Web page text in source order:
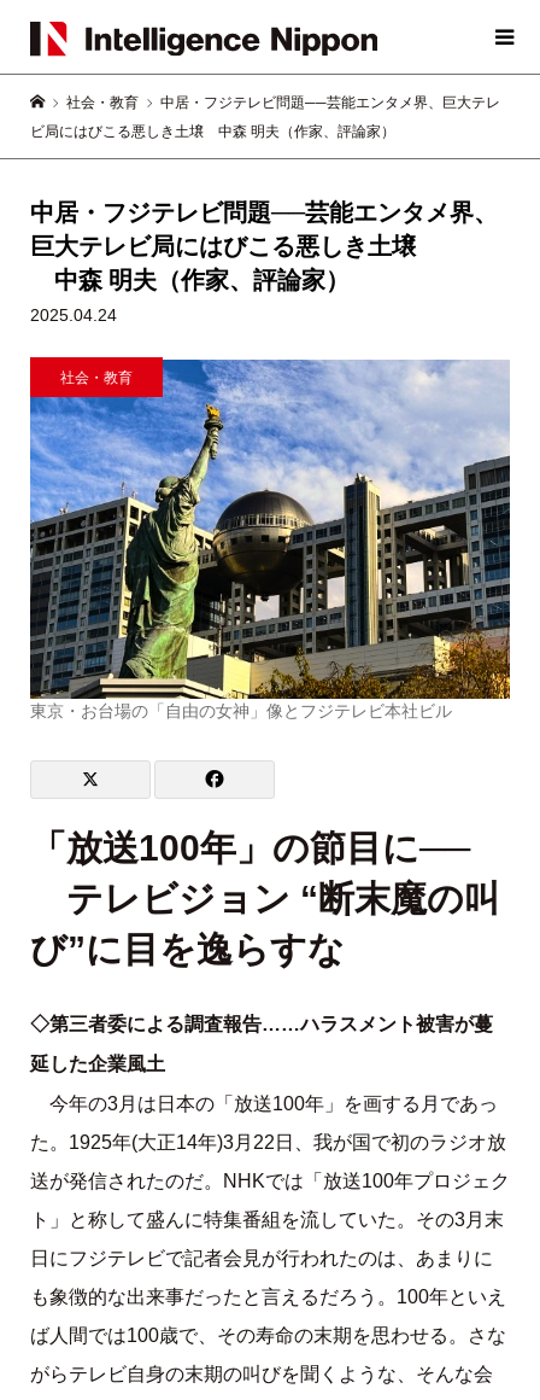
社会・教育
中居・フジテレビ問題──芸能エンタメ界、巨大テレ
ビ局にはびこる悪しき土壌 中森 明夫（作家、評論家）
中居・フジテレビ問題──芸能エンタメ界、
巨大テレビ局にはびこる悪しき土壌
中森 明夫（作家、評論家）
2025.04.24
東京・お台場の「自由の女神」像とフジテレビ本社ビル
社会・教育
「放送100年」の節目に──
テレビジョン “断末魔の叫
び”に目を逸らすな
◇第三者委による調査報告……ハラスメント被害が蔓
延した企業風土
今年の3月は日本の「放送100年」を画する月であっ
た。1925年(大正14年)3月22日、我が国で初のラジオ放
送が発信されたのだ。NHKでは「放送100年プロジェク
ト」と称して盛んに特集番組を流していた。その3月末
日にフジテレビで記者会見が行われたのは、あまりに
も象徴的な出来事だったと言えるだろう。100年といえ
ば人間では100歳で、その寿命の末期を思わせる。さな
がらテレビ自身の末期の叫びを聞くような、そんな会